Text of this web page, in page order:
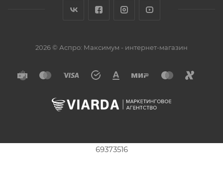
2026 © Аспро: Максимум - интернет-магазин
69373516